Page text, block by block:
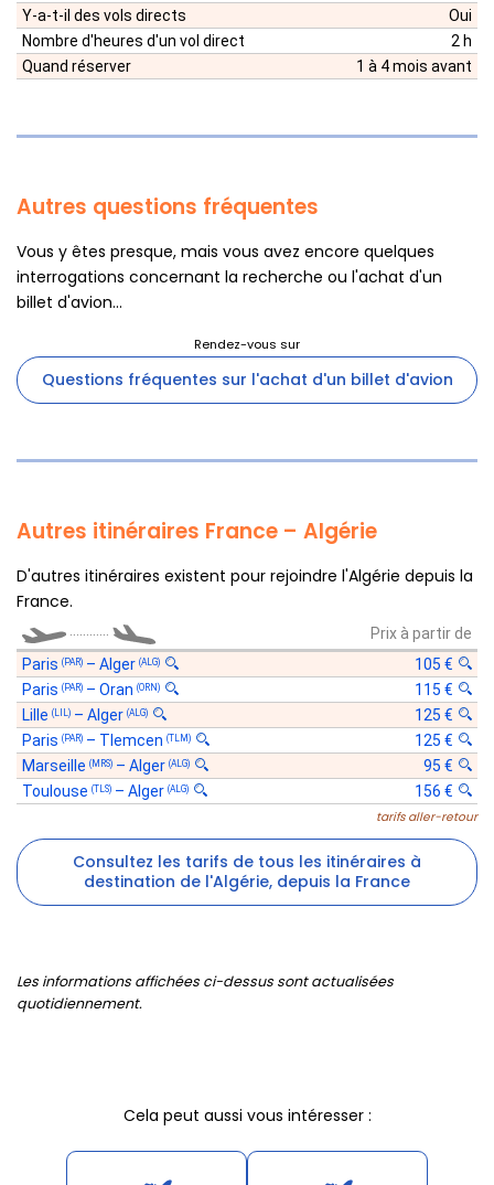
Y-a-t-il des vols directs
Oui
Nombre d'heures d'un vol direct
2 h
Quand réserver
1 à 4 mois avant
Autres questions fréquentes
Vous y êtes presque, mais vous avez encore quelques
interrogations concernant la recherche ou l'achat d'un
billet d'avion...
Questions fréquentes sur l'achat d'un billet d'avion
Autres itinéraires France – Algérie
D'autres itinéraires existent pour rejoindre l'Algérie depuis la
France.
Prix à partir de
Paris (PAR) – Alger (ALG)
105 €
Paris (PAR) – Oran (ORN)
115 €
Lille (LIL) – Alger (ALG)
125 €
Paris (PAR) – Tlemcen (TLM)
125 €
Marseille (MRS) – Alger (ALG)
95 €
Toulouse (TLS) – Alger (ALG) 156 €
tarifs aller-retour
Consultez les tarifs de tous les itinéraires à
destination de l'Algérie, depuis la France
Les informations affichées ci-dessus sont actualisées
quotidiennement.
Cela peut aussi vous intéresser :